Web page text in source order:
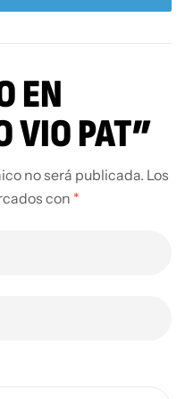
EN
VIO PAT”
no será publicada. Los
con *